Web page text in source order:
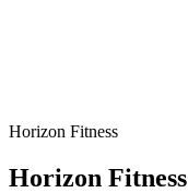
Horizon Fitness
Horizon Fitness